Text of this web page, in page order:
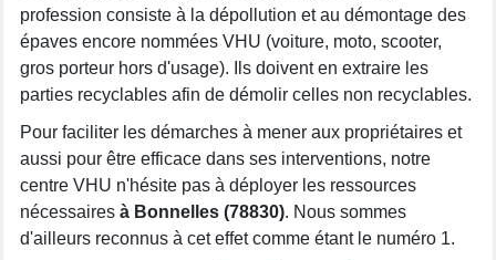
profession consiste à la dépollution et au démontage des
épaves encore nommées VHU (voiture, moto, scooter,
gros porteur hors d'usage). Ils doivent en extraire les
parties recyclables afin de démolir celles non recyclables.
Pour faciliter les démarches à mener aux propriétaires et
aussi pour être efficace dans ses interventions, notre
centre VHU n'hésite pas à déployer les ressources
nécessaires à Bonnelles (78830). Nous sommes
d'ailleurs reconnus à cet effet comme étant le numéro 1.